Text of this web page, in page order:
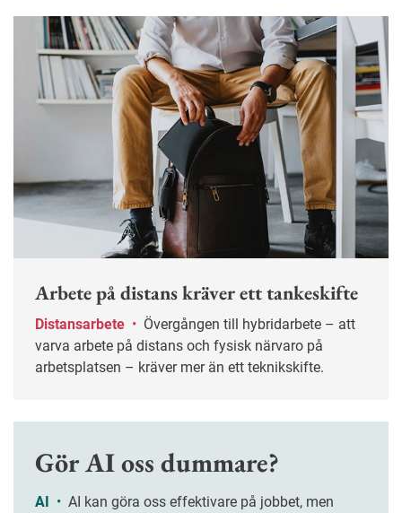
Arbete på distans kräver ett tankeskifte
Distansarbete •
varva arbete på distans och fysisk närvaro på
arbetsplatsen – kräver mer än ett teknikskifte.
Gör AI oss dummare?
AI •